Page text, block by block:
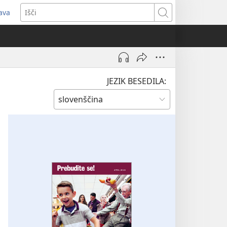
Išči
JEZIK BESEDILA: